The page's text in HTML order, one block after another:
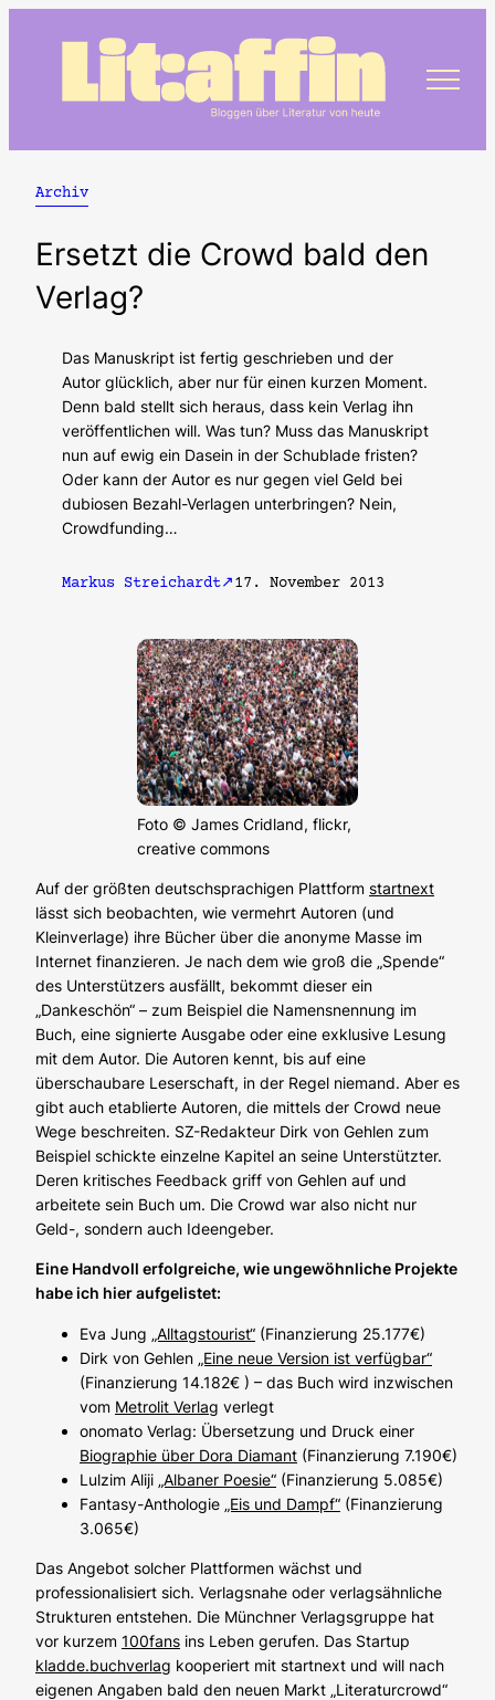
Archiv
Ersetzt die Crowd bald den
Verlag?
Das Manuskript ist fertig geschrieben und der
Autor glücklich, aber nur für einen kurzen Moment.
Denn bald stellt sich heraus, dass kein Verlag ihn
veröffentlichen will. Was tun? Muss das Manuskript
nun auf ewig ein Dasein in der Schublade fristen?
Oder kann der Autor es nur gegen viel Geld bei
dubiosen Bezahl-Verlagen unterbringen? Nein,
Crowdfunding…
Markus Streichardt 17. November 2013
Foto © James Cridland, flickr,
creative commons
Auf der größten deutschsprachigen Plattform startnext
lässt sich beobachten, wie vermehrt Autoren (und
Kleinverlage) ihre Bücher über die anonyme Masse im
Internet finanzieren. Je nach dem wie groß die „Spende“
des Unterstützers ausfällt, bekommt dieser ein
„Dankeschön“ – zum Beispiel die Namensnennung im
Buch, eine signierte Ausgabe oder eine exklusive Lesung
mit dem Autor. Die Autoren kennt, bis auf eine
überschaubare Leserschaft, in der Regel niemand. Aber es
gibt auch etablierte Autoren, die mittels der Crowd neue
Wege beschreiten. SZ-Redakteur Dirk von Gehlen zum
Beispiel schickte einzelne Kapitel an seine Unterstützter.
Deren kritisches Feedback griff von Gehlen auf und
arbeitete sein Buch um. Die Crowd war also nicht nur
Geld-, sondern auch Ideengeber.
Eine Handvoll erfolgreiche, wie ungewöhnliche Projekte
habe ich hier aufgelistet:
Eva Jung „Alltagstourist“ (Finanzierung 25.177€)
Dirk von Gehlen „Eine neue Version ist verfügbar“
(Finanzierung 14.182€ ) – das Buch wird inzwischen
vom Metrolit Verlag verlegt
onomato Verlag: Übersetzung und Druck einer
Biographie über Dora Diamant (Finanzierung 7.190€)
Lulzim Aliji „Albaner Poesie“ (Finanzierung 5.085€)
Fantasy-Anthologie „Eis und Dampf“ (Finanzierung
3.065€)
Das Angebot solcher Plattformen wächst und
professionalisiert sich. Verlagsnahe oder verlagsähnliche
Strukturen entstehen. Die Münchner Verlagsgruppe hat
vor kurzem 100fans ins Leben gerufen. Das Startup
kladde.buchverlag kooperiert mit startnext und will nach
eigenen Angaben bald den neuen Markt „Literaturcrowd“